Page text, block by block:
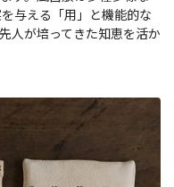
与える「用」と機能的な
人が培ってきた知恵を活か